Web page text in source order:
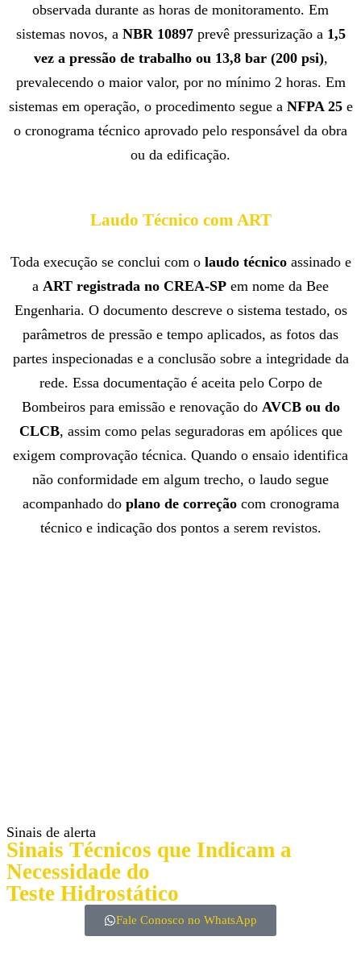
observada durante as horas de monitoramento. Em
sistemas novos, a NBR 10897prevê pressurização a 1,5
vez a pressão de trabalho ou 13,8 bar (200 psi),
prevalecendo o maior valor, por no mínimo 2 horas. Em
sistemas em operação, o procedimento segue a NFPA 25e
o cronograma técnico aprovado pelo responsável da obra
ou da edificação.
Laudo Técnico com ART
Toda execução se conclui com o laudo técnicoassinado e
a ART registrada no CREA-SP em nome da Bee
Engenharia. O documento descreve o sistema testado, os
parâmetros de pressão e tempo aplicados, as fotos das
partes inspecionadas e a conclusão sobre a integridade da
rede. Essa documentação é aceita pelo Corpo de
Bombeiros para emissão e renovação do AVCB ou do
CLCB, assim como pelas seguradoras em apólices que
exigem comprovação técnica. Quando o ensaio identifica
não conformidade em algum trecho, o laudo segue
acompanhado do plano de correçãocom cronograma
técnico e indicação dos pontos a serem revistos.
Sinais de alerta
Sinais Técnicos que Indicam a
Necessidade do
Teste Hidrostático
Fale Conosco no WhatsApp